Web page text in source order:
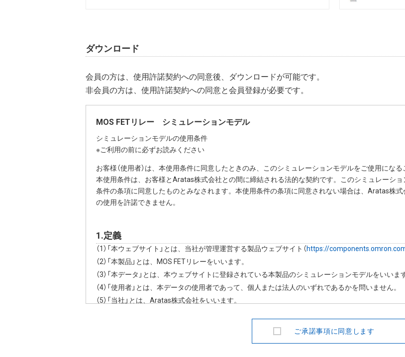
ダウンロード
会員の方は、使用許諾契約への同意後、ダウンロードが可能です。
非会員の方は、使用許諾契約への同意と会員登録が必要です。
MOS FETリレー シミュレーションモデル
シミュレーションモデルの使用条件
※ご利用の前に必ずお読みください
お客様（使用者）は、本使用条件に同意したときのみ、このシミュレーションモデルをご使用になる
本使用条件は、お客様とAratas株式会社との間に締結される法的な契約です。このシミュレーショ
条件の条項に同意したものとみなされます。本使用条件の条項に同意されない場合は、Aratas株式
の使用を許諾できません。
1.定義
「本ウェブサイト」とは、当社が管理運営する製品ウェブサイト（https://
「本製品」とは、MOS FETリレーをいいます。
「本データ」とは、本ウェブサイトに登録されている本製品のシミュレーションモデルをいいま
「使用者」とは、本データの使用者であって、個人または法人のいずれであるかを問いません。
「当社」とは、Aratas株式会社をいいます。
ご承諾事項に同意します